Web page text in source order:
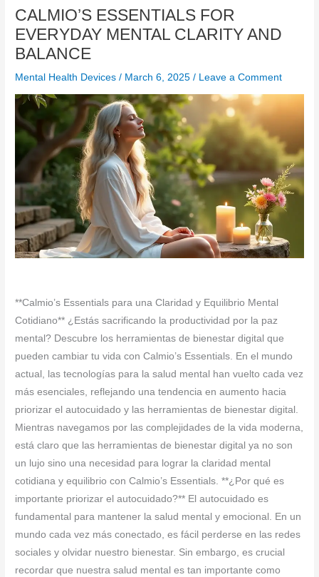
CALMIO’S ESSENTIALS FOR
EVERYDAY MENTAL CLARITY AND
BALANCE
Mental Health Devices / March 6, 2025/ Leave a Comment
**Calmio’s Essentials para una Claridad y Equilibrio Mental
Cotidiano** ¿Estás sacrificando la productividad por la paz
mental? Descubre los herramientas de bienestar digital que
pueden cambiar tu vida con Calmio’s Essentials. En el mundo
actual, las tecnologías para la salud mental han vuelto cada vez
más esenciales, reflejando una tendencia en aumento hacia
priorizar el autocuidado y las herramientas de bienestar digital.
Mientras navegamos por las complejidades de la vida moderna,
está claro que las herramientas de bienestar digital ya no son
un lujo sino una necesidad para lograr la claridad mental
cotidiana y equilibrio con Calmio’s Essentials. **¿Por qué es
importante priorizar el autocuidado?** El autocuidado es
fundamental para mantener la salud mental y emocional. En un
mundo cada vez más conectado, es fácil perderse en las redes
sociales y olvidar nuestro bienestar. Sin embargo, es crucial
recordar que nuestra salud mental es tan importante como